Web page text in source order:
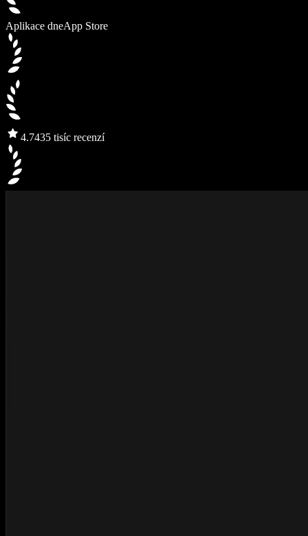
Aplikace dneApp Store
4.7435 tisíc recenzí